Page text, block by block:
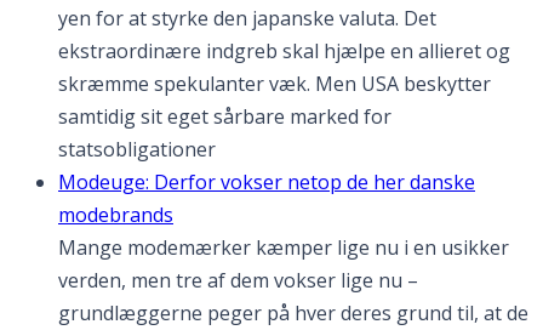
yen for at styrke den japanske valuta. Det
ekstraordinære indgreb skal hjælpe en allieret og
skræmme spekulanter væk. Men USA beskytter
samtidig sit eget sårbare marked for
statsobligationer
Modeuge: Derfor vokser netop de her danske
modebrands
Mange modemærker kæmper lige nu i en usikker
verden, men tre af dem vokser lige nu –
grundlæggerne peger på hver deres grund til, at de